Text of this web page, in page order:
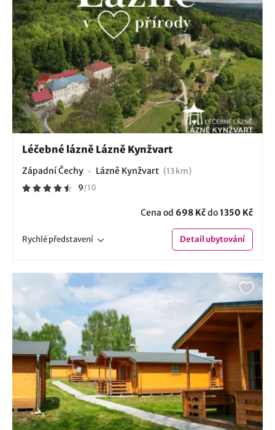
Léčebné lázně Lázně Kynžvart
Západní Čechy Lázně Kynžvart (13 km)
9/10
Cena od 698 Kčdo1350 Kč
Rychlépředstavení Detailubytování